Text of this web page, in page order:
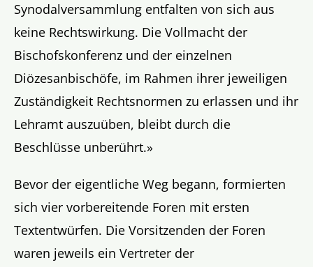
Synodalversammlung entfalten von sich aus
keine Rechtswirkung. Die Vollmacht der
Bischofskonferenz und der einzelnen
Diözesanbischöfe, im Rahmen ihrer jeweiligen
Zuständigkeit Rechtsnormen zu erlassen und ihr
Lehramt auszuüben, bleibt durch die
Beschlüsse unberührt.»
Bevor der eigentliche Weg begann, formierten
sich vier vorbereitende Foren mit ersten
Textentwürfen. Die Vorsitzenden der Foren
waren jeweils ein Vertreter der